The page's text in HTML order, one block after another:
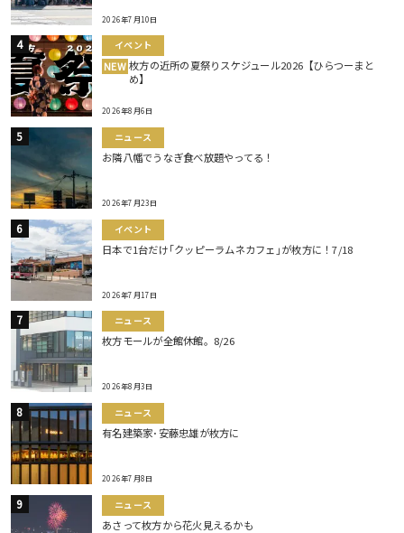
2026年7月10日
イベント
NEW 枚方の近所の夏祭りスケジュール2026【ひらつーまと
め】
2026年8月6日
ニュース
お隣八幡でうなぎ食べ放題やってる！
2026年7月23日
イベント
日本で1台だけ｢クッピーラムネカフェ｣が枚方に！7/18
2026年7月17日
ニュース
枚方モールが全館休館。8/26
2026年8月3日
ニュース
有名建築家･安藤忠雄が枚方に
2026年7月8日
ニュース
あさって枚方から花火見えるかも